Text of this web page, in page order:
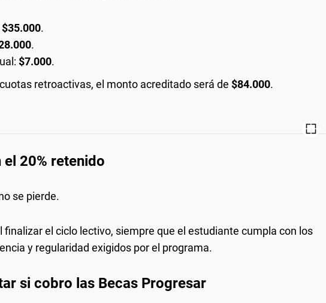
$35.000.
.
$7.000.
retroactivas, el monto acreditado será de $84.000.
el 20% retenido
se pierde.
finalizar el ciclo lectivo, siempre que el estudiante cumpla con los
y regularidad exigidos por el programa.
si cobro las Becas Progresar